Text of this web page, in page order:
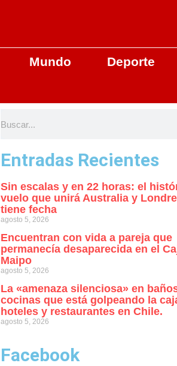
Mundo Deporte
Entradas Recientes
Sin escalas y en 22 horas: el
vuelo que unirá Australia y
tiene fecha
agosto 5, 2026
Encuentran con vida a pareja que
permanecía desaparecida en el
Maipo
agosto 5, 2026
La «amenaza silenciosa» en
cocinas que está golpeando la
hoteles y restaurantes en Chile.
agosto 5, 2026
Facebook